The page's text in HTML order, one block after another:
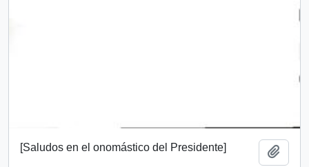
[Saludos en el onomástico del Presidente]